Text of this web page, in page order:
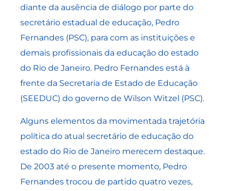
diante da ausência de diálogo por parte do
secretário estadual de educação, Pedro
Fernandes (PSC), para com as instituições e
demais profissionais da educação do estado
do Rio de Janeiro. Pedro Fernandes está à
frente da Secretaria de Estado de Educação
(SEEDUC) do governo de Wilson Witzel (PSC).
Alguns elementos da movimentada trajetória
política do atual secretário de educação do
estado do Rio de Janeiro merecem destaque.
De 2003 até o presente momento, Pedro
Fernandes trocou de partido quatro vezes,